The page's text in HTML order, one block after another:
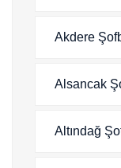
Akdere
Alsancak
Altındağ